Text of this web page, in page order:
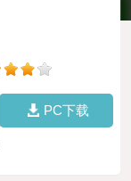
PC下载